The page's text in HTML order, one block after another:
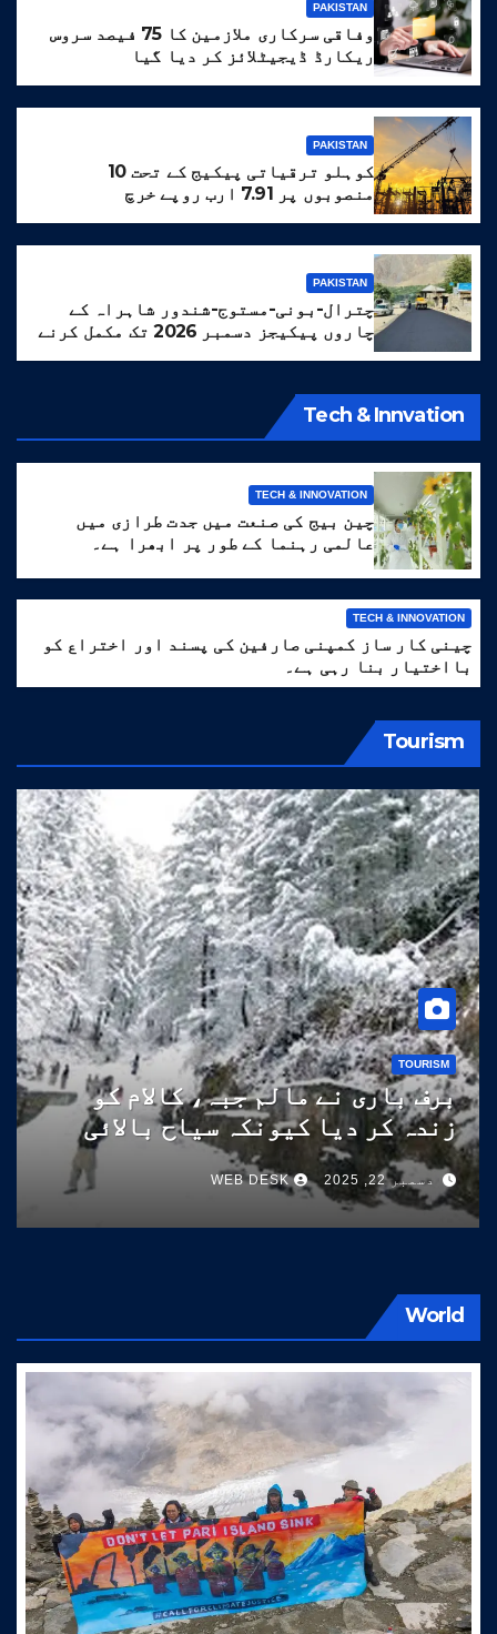
PAKISTAN
وفاقی سرکاری ملازمین کا 75 فیصد سروس
ریکارڈ ڈیجیٹلائز کر دیا گیا
PAKISTAN
کوہلو ترقیاتی پیکیج کے تحت 10
منصوبوں پر 7.91 ارب روپے خرچ
PAKISTAN
چترال-بونی-مستوج-شندور شاہراہ کے
چاروں پیکیجز دسمبر 2026 تک مکمل کرنے
Tech & Innvation
TECH & INNOVATION
چین بیج کی صنعت میں جدت طرازی میں
عالمی رہنما کے طور پر ابھرا ہے۔
TECH & INNOVATION
چینی کار ساز کمپنی صارفین کی پسند اور اختراع کو
بااختیار بنا رہی ہے۔
Tourism
TOURISM
برف باری نے مالم جبہ، کالام کو
زندہ کر دیا کیونکہ سیاح بالائی
سوات کی طرف آتے ہیں
دسمبر 22, 2025 WEB DESK
World